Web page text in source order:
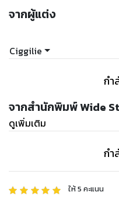
“เป็นคนปกติให้กูสักวันเถอะ”
จากผู้แต่ง
Ciggilie
กำ
จากสำนักพิมพ์ Wide
ดูเพิ่มเติม
กำ
ให้5 คะแนน